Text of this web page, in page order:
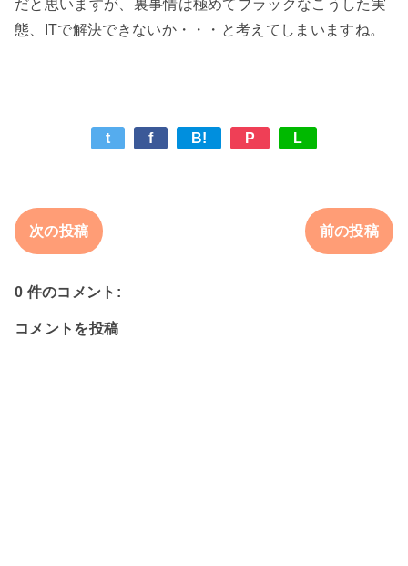
だと思いますが、裏事情は極めてブラックなこうした実
t f B! P L
次の投稿 前の投稿
0 件のコメント:
コメントを投稿